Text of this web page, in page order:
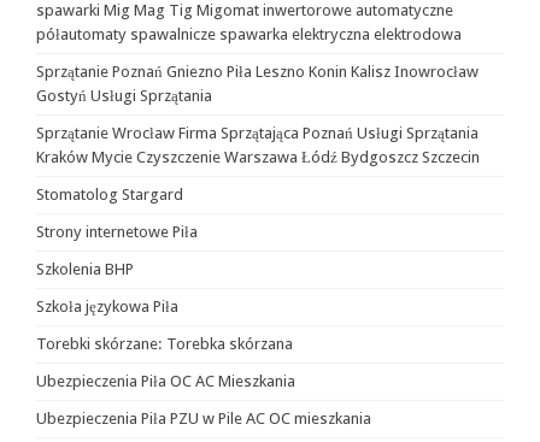
spawarki Mig Mag Tig Migomat inwertorowe automatyczne
półautomaty spawalnicze spawarka elektryczna elektrodowa
Sprzątanie Poznań Gniezno Piła Leszno Konin Kalisz Inowrocław
Gostyń Usługi Sprzątania
Sprzątanie Wrocław Firma Sprzątająca Poznań Usługi Sprzątania
Kraków Mycie Czyszczenie Warszawa Łódź Bydgoszcz Szczecin
Stomatolog Stargard
Strony internetowe Piła
Szkolenia BHP
Szkoła językowa Piła
Torebki skórzane: Torebka skórzana
Ubezpieczenia Piła OC AC Mieszkania
Ubezpieczenia Piła PZU w Pile AC OC mieszkania